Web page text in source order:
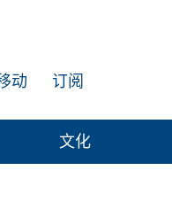
订阅
动
文化